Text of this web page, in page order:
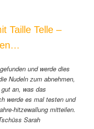
Taille Telle –
und werde dies
Nudeln zum abnehmen,
an, was das
werde es mal testen und
hitzewallung mitteilen.
Sarah